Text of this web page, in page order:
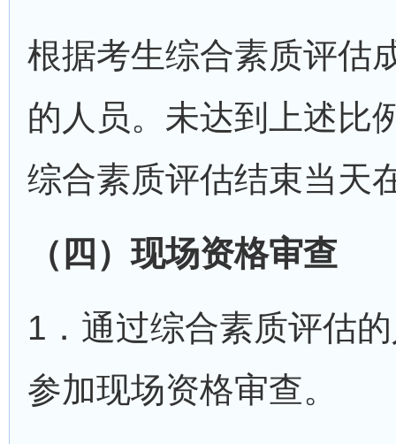
根据考生综合素质评估
的人员。未达到上述比
综合素质评估结束当天
（四）现场资格审查
1．通过综合素质评估
参加现场资格审查。